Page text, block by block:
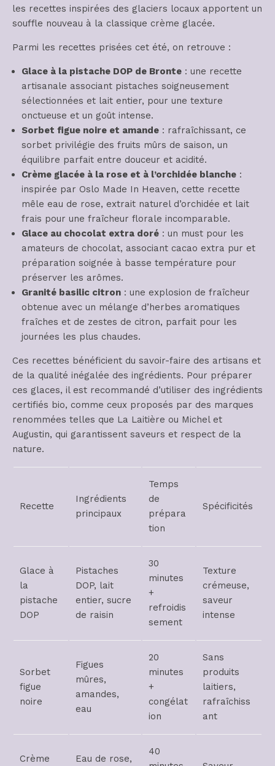
les recettes inspirées des glaciers locaux apportent un
souffle nouveau à la classique crème glacée.
Parmi les recettes prisées cet été, on retrouve :
Glace à la pistache DOP de Bronte : une recette
artisanale associant pistaches soigneusement
sélectionnées et lait entier, pour une texture
onctueuse et un goût intense.
Sorbet figue noire et amande : rafraîchissant, ce
sorbet privilégie des fruits mûrs de saison, un
équilibre parfait entre douceur et acidité.
Crème glacée à la rose et à l’orchidée blanche :
inspirée par Oslo Made In Heaven, cette recette
mêle eau de rose, extrait naturel d’orchidée et lait
frais pour une fraîcheur florale incomparable.
Glace au chocolat extra doré : un must pour les
amateurs de chocolat, associant cacao extra pur et
préparation soignée à basse température pour
préserver les arômes.
Granité basilic citron : une explosion de fraîcheur
obtenue avec un mélange d’herbes aromatiques
fraîches et de zestes de citron, parfait pour les
journées les plus chaudes.
Ces recettes bénéficient du savoir-faire des artisans et
de la qualité inégalée des ingrédients. Pour préparer
ces glaces, il est recommandé d’utiliser des ingrédients
certifiés bio, comme ceux proposés par des marques
renommées telles que La Laitière ou Michel et
Augustin, qui garantissent saveurs et respect de la
nature.
Recette
Ingrédients
principaux
Temps
de
prépara
tion
Spécificités
Glace à
la
pistache
DOP
Pistaches
DOP, lait
entier, sucre
de raisin
30
minutes
+
refroidis
sement
Texture
crémeuse,
saveur
intense
Sorbet
figue
noire
Figues
mûres,
amandes,
eau
20
minutes
+
congélat
ion
Sans
produits
laitiers,
rafraîchiss
ant
Crème Eau de rose,
40